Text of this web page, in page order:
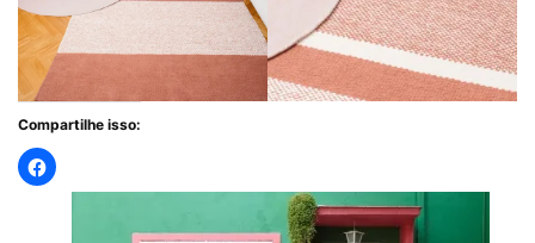
Compartilhe isso: